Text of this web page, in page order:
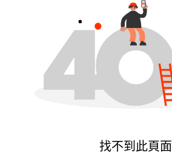
找不到此頁面